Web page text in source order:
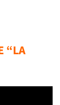
“LA